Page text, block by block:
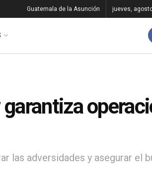
Guatemala de la Asunción jueves,
las adversidades y asegurar el